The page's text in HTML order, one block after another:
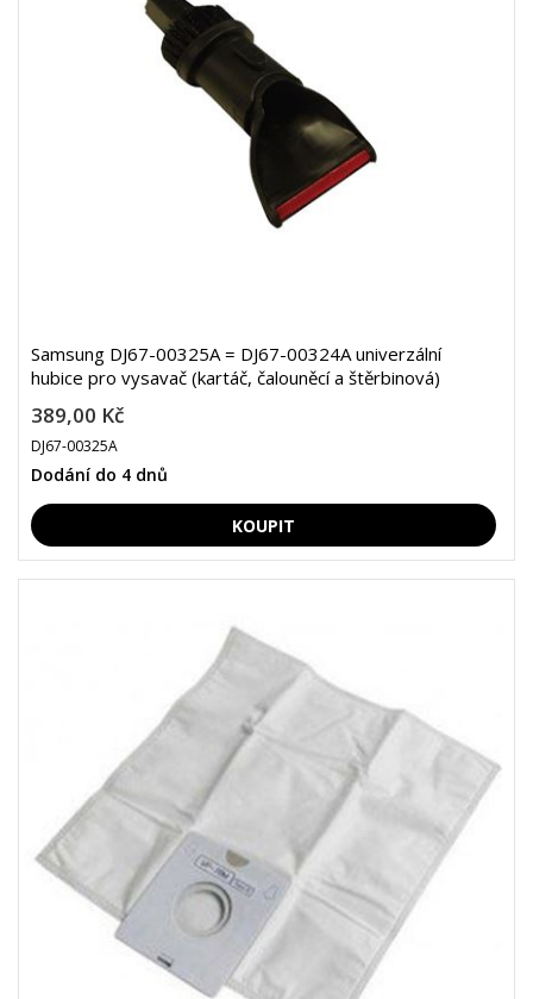
Samsung DJ67-00325A = DJ67-00324A univerzální
hubice pro vysavač (kartáč, čalouněcí a štěrbinová)
389,00 Kč
DJ67-00325A
Dodání do 4 dnů